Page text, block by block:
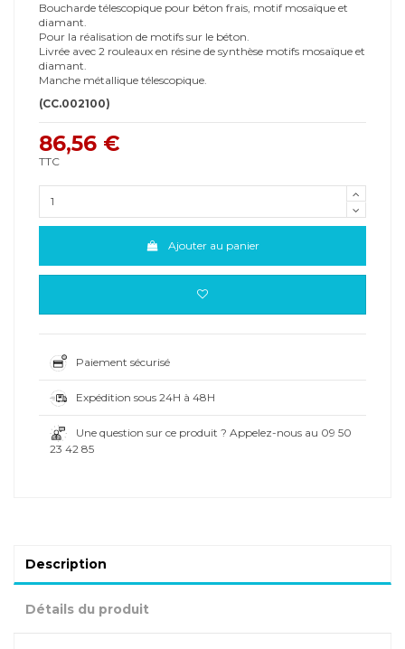
Boucharde télescopique pour béton frais, motif mosaïque et
diamant.
Pour la réalisation de motifs sur le béton.
Livrée avec 2 rouleaux en résine de synthèse motifs mosaïque et
diamant.
Manche métallique télescopique.
(CC.002100)
86,56 €
TTC
Ajouter au panier
Paiement sécurisé
Expédition sous 24H à 48H
Une question sur ce produit ? Appelez-nous au 09 50
23 42 85
Description
Détails du produit